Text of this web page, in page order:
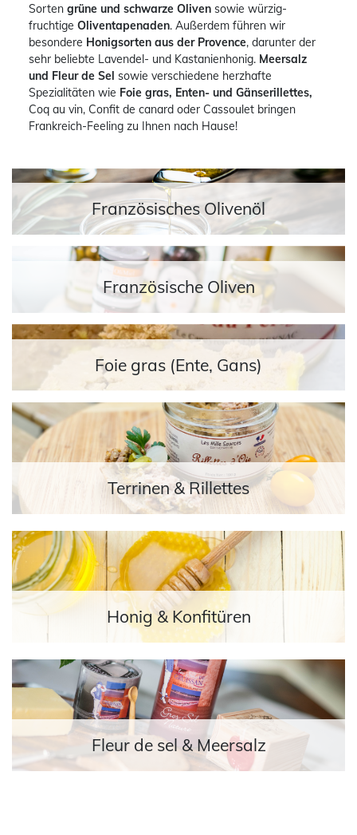
Sorten grüne und schwarze Oliven sowie würzig-
fruchtige Oliventapenaden. Außerdem führen wir
besondere Honigsorten aus der Provence, darunter der
sehr beliebte Lavendel- und Kastanienhonig. Meersalz
und Fleur de Sel sowie verschiedene herzhafte
Spezialitäten wie Foie gras, Enten- und Gänserillettes,
Coq au vin, Confit de canard oder Cassoulet bringen
Frankreich-Feeling zu Ihnen nach Hause!
Französisches Olivenöl
Französische Oliven
Foie gras (Ente, Gans)
Terrinen & Rillettes
Honig & Konfitüren
Fleur de sel & Meersalz